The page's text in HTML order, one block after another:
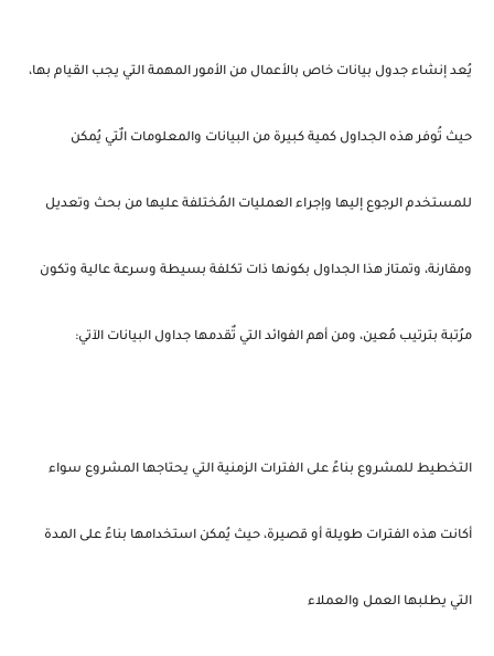
يُعد إنشاء جدول بيانات خاص بالأعمال من الأمور المهمة التي يجب القيام بها،
حيث تُوفر هذه الجداول كمية كبيرة من البيانات والمعلومات الٌتي يُمكن
للمستخدم الرجوع إليها وإجراء العمليات المُختلفة عليها من بحث وتعديل
ومقارنة، وتمتاز هذا الجداول بكونها ذات تكلفة بسيطة وسرعة عالية وتكون
مرُتبة بترتيب مُعين، ومن أهم الفوائد التي تٌقدمها جداول البيانات الآتي:
التخطيط للمشروع بناءً على الفترات الزمنية التي يحتاجها المشروع سواء
أكانت هذه الفترات طويلة أو قصيرة، حيث يُمكن استخدامها بناءً على المدة
التي يطلبها العمل والعملاء